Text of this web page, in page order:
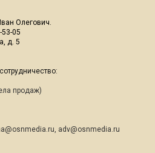
Олегович.
05
д. 5
продаж)
, adv@osnmedia.ru